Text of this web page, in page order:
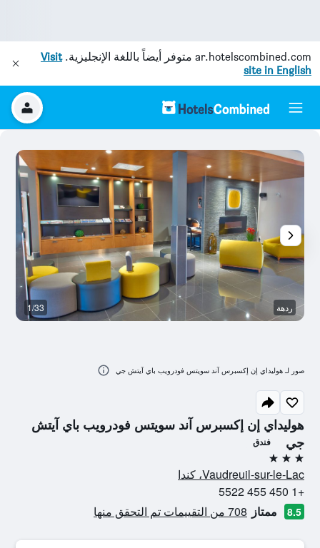
ar.hotelscombined.com متوفر أيضاً باللغة الإنجليزية.Visit
site in English
هوليداي إن إكسبرس آند سويتس فودرويب باي آيتش
جي
فندق
3 نجوم
Vaudreuil-sur-le-Lac، كندا
+1 450 455 5522
8.5 ممتاز 708 من التقييمات تم التحقق منها
ردهة 1/33
صور لـ هوليداي إن إكسبرس آند سويتس فودرويب باي آيتش جي